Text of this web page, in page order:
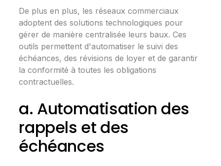
De plus en plus, les réseaux commerciaux
adoptent des solutions technologiques pour
gérer de manière centralisée leurs baux. Ces
outils permettent d'automatiser le suivi des
échéances, des révisions de loyer et de garantir
la conformité à toutes les obligations
contractuelles.
a. Automatisation des
rappels et des
échéances